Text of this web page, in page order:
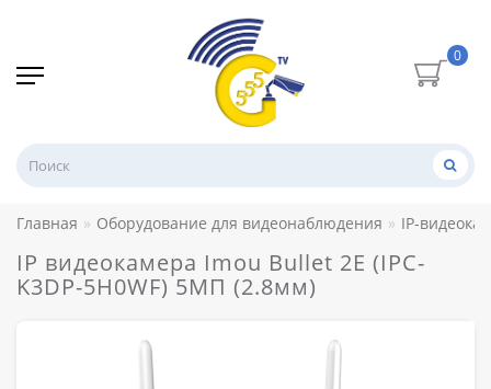
0
Главная Оборудование для видеонаблюдения IP-
IP видеокамера Imou Bullet 2E (IPC-
K3DP-5H0WF) 5МП (2.8мм)